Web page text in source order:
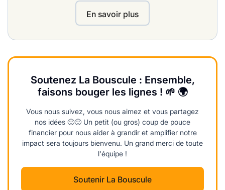
En savoir plus
Soutenez La Bouscule : Ensemble,
faisons bouger les lignes ! 🌱 🌍
Vous nous suivez, vous nous aimez et vous partagez
nos idées 🙂🙂 Un petit (ou gros) coup de pouce
financier pour nous aider à grandir et amplifier notre
impact sera toujours bienvenu. Un grand merci de toute
l'équipe !
Soutenir La Bouscule